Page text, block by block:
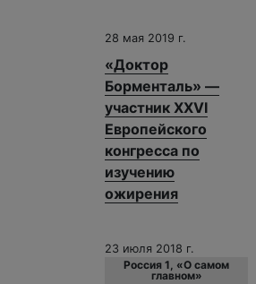
28 мая 2019 г.
«Доктор
Борменталь» —
участник XXVI
Европейского
конгресса по
изучению
ожирения
23 июля 2018 г.
Россия 1, «О самом
главном»